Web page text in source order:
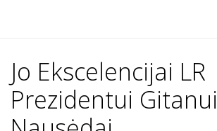
contentJo Ekscelencijai LR
Prezidentui Gitanui